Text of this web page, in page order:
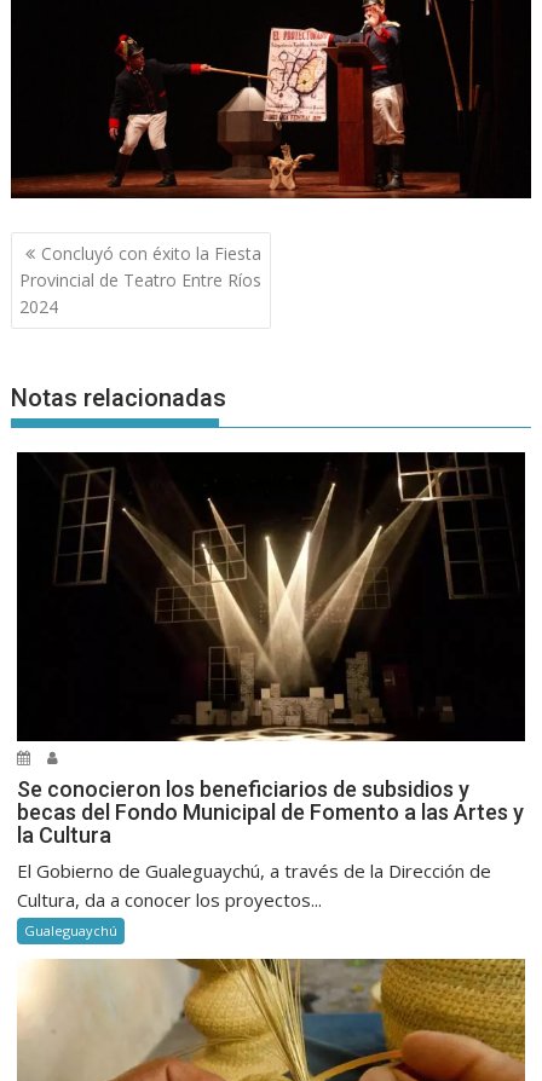
Navegación
de
entradas
Concluyó con éxito la Fiesta
Provincial de Teatro Entre Ríos
2024
Notas relacionadas
Se conocieron los beneficiarios de subsidios y
becas del Fondo Municipal de Fomento a las Artes y
la Cultura
El Gobierno de Gualeguaychú, a través de la Dirección de
Cultura, da a conocer los proyectos...
Gualeguaychú